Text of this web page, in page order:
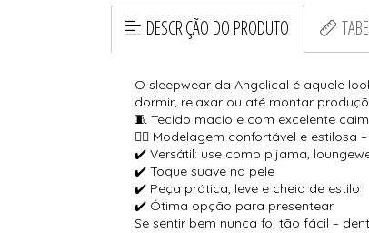
DESCRIÇÃO DO PRODUTO
O sleepwear da Angelical é aquele
dormir, relaxar ou até montar
🧵 Tecido macio e com excelente
🧘‍♀️ Modelagem confortável e
✔️ Versátil: use como pijama,
✔️ Toque suave na pele
✔️ Peça prática, leve e cheia de estilo
✔️ Ótima opção para presentear
Se sentir bem nunca foi tão fácil –